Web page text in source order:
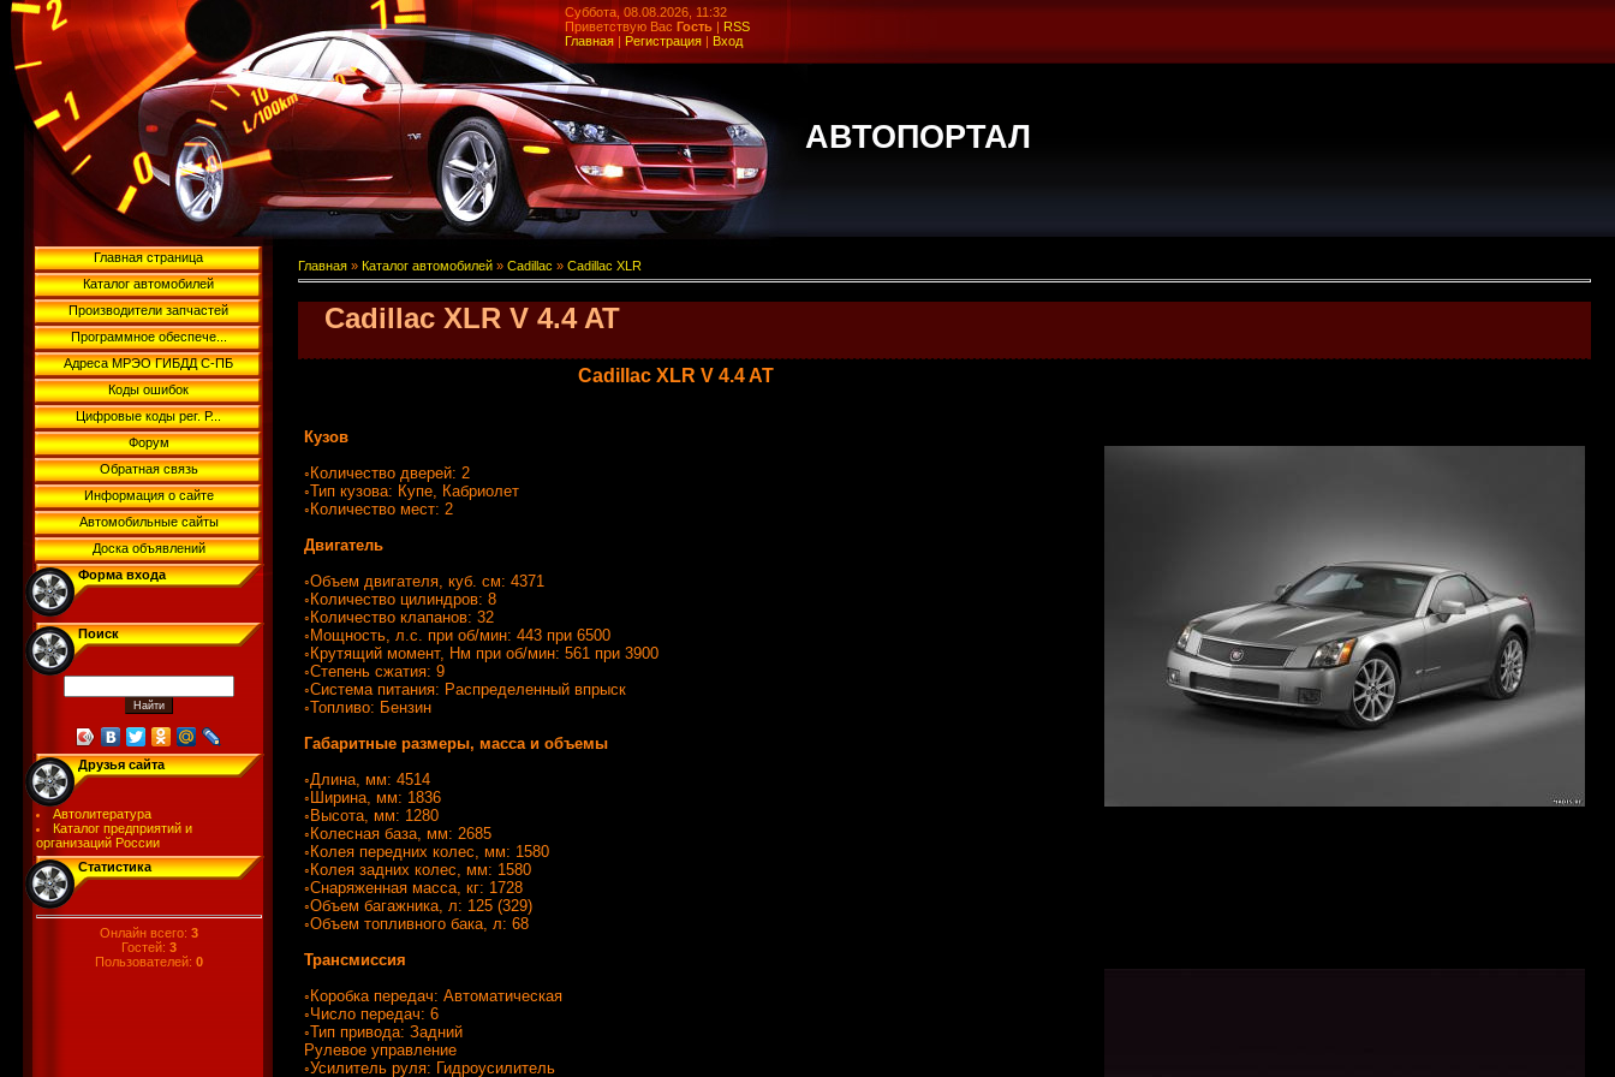
Суббота, 08.08.2026, 11:32
Приветствую Вас Гость | RSS
Главная | Регистрация | Вход
АВТОПОРТАЛ
Главная страница
Каталог автомобилей
Производители запчастей
Программное обеспече...
Адреса МРЭО ГИБДД С-ПБ
Коды ошибок
Цифровые коды рег. Р...
Форум
Обратная связь
Информация о сайте
Автомобильные сайты
Доска объявлений
Форма входа
Поиск
Друзья сайта
Автолитература
Каталог предприятий и
организаций России
Статистика
Онлайн всего: 3
Гостей: 3
Пользователей: 0
Главная » Каталог автомобилей » Cadillac » Cadillac XLR
Cadillac XLR V 4.4 AT
Cadillac XLR V 4.4 AT
Кузов
◦Количество дверей: 2
◦Тип кузова: Купе, Кабриолет
◦Количество мест: 2
Двигатель
◦Объем двигателя, куб. см: 4371
◦Количество цилиндров: 8
◦Количество клапанов: 32
◦Мощность, л.с. при об/мин: 443 при 6500
◦Крутящий момент, Нм при об/мин: 561 при 3900
◦Степень сжатия: 9
◦Система питания: Распределенный впрыск
◦Топливо: Бензин
Габаритные размеры, масса и объемы
◦Длина, мм: 4514
◦Ширина, мм: 1836
◦Высота, мм: 1280
◦Колесная база, мм: 2685
◦Колея передних колес, мм: 1580
◦Колея задних колес, мм: 1580
◦Снаряженная масса, кг: 1728
◦Объем багажника, л: 125 (329)
◦Объем топливного бака, л: 68
Трансмиссия
◦Коробка передач: Автоматическая
◦Число передач: 6
◦Тип привода: Задний
Рулевое управление
◦Усилитель руля: Гидроусилитель